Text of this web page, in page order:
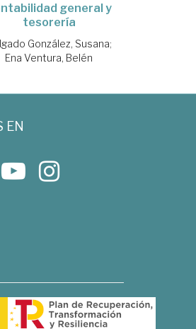
general y
tesorería
González, Susana;
Ena Ventura, Belén
EN